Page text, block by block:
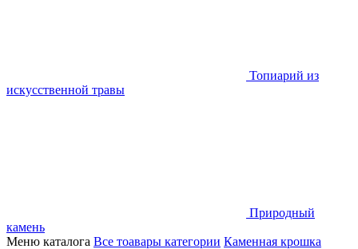
Топиарий из
искусственной травы
Природный
камень
Меню каталога Все тоавары категории Каменная крошка